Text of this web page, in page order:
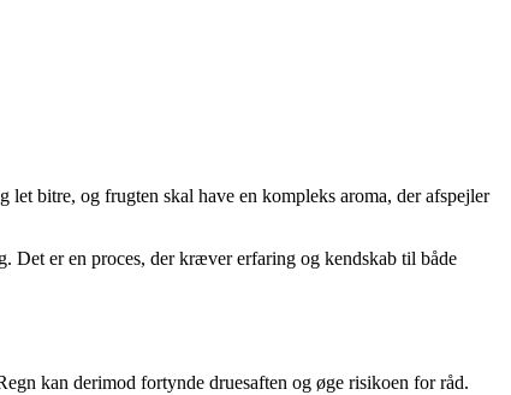
bitre, og frugten skal have en kompleks aroma, der afspejler
Det er en proces, der kræver erfaring og kendskab til både
kan derimod fortynde druesaften og øge risikoen for råd.